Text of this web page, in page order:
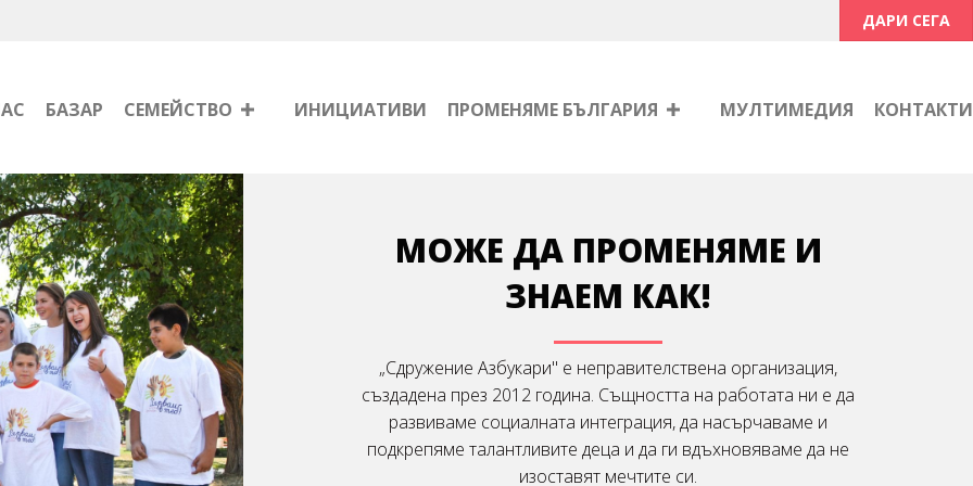
ДАРИ СЕГА
БАЗАР СЕМЕЙСТВО ИНИЦИАТИВИ ПРОМЕНЯМЕ БЪЛГАРИЯ МУЛТИМЕДИЯ КОНТАКТИ
МОЖЕ ДА ПРОМЕНЯМЕ И
ЗНАЕМ КАК!
„Сдружение Азбукари" е неправителствена организация,
създадена през 2012 година. Същността на работата ни е да
развиваме социалната интеграция, да насърчаваме и
подкрепяме талантливите деца и да ги вдъхновяваме да не
изоставят мечтите си.